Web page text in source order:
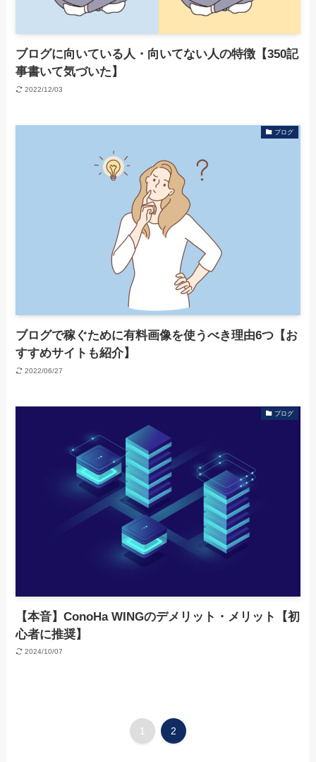
ブログに向いている人・向いてない人の特徴【350記
事書いて気づいた】
2022/12/03
ブログ
ブログで稼ぐために有料画像を使うべき理由6つ【お
すすめサイトも紹介】
2022/06/27
ブログ
【本音】ConoHa WINGのデメリット・メリット【初
心者に推奨】
2024/10/07
1 2